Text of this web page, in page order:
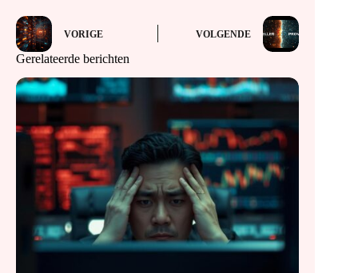
VORIGE VOLGENDE
Gerelateerde berichten